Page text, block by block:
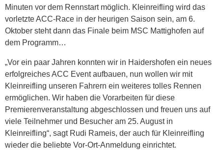
Minuten vor dem Rennstart möglich. Kleinreifling wird das
vorletzte ACC-Race in der heurigen Saison sein, am 6.
Oktober steht dann das Finale beim MSC Mattighofen auf
dem Programm…
„Vor ein paar Jahren konnten wir in Haidershofen ein neues
erfolgreiches ACC Event aufbauen, nun wollen wir mit
Kleinreifling unseren Fahrern ein weiteres tolles Rennen
ermöglichen. Wir haben die Vorarbeiten für diese
Premierenveranstaltung abgeschlossen und freuen uns auf
viele Teilnehmer und Besucher am 25. August in
Kleinreifling“, sagt Rudi Rameis, der auch für Kleinreifling
wieder die beliebte Vor-Ort-Anmeldung einrichtet.